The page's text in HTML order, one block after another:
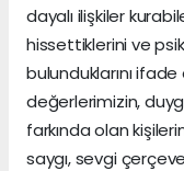
dayalı ilişkiler
hissettiklerini ve
bulunduklarını
değerlerimizin,
farkında olan
saygı, sevgi